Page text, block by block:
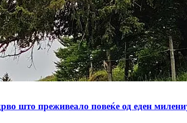
што преживеало повеќе од еден